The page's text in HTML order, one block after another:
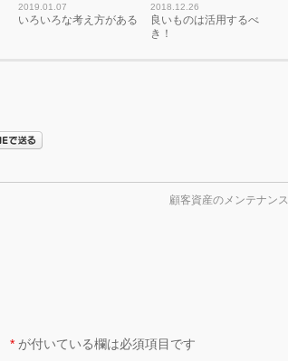
2019.01.07
いろいろな考え方がある
2018.12.26
良いものは活用するべ
き！
顧客資産のメンテナンス
* が付いている欄は必須項目です